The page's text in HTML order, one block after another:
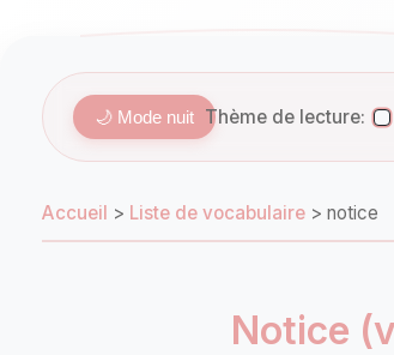
🌙 Mode nuit Thème de lecture:
Accueil > Liste de vocabulaire > notice
Notice